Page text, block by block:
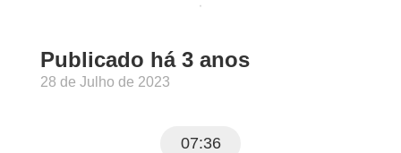
Publicado há 3 anos
28 de Julho de 2023
07:36